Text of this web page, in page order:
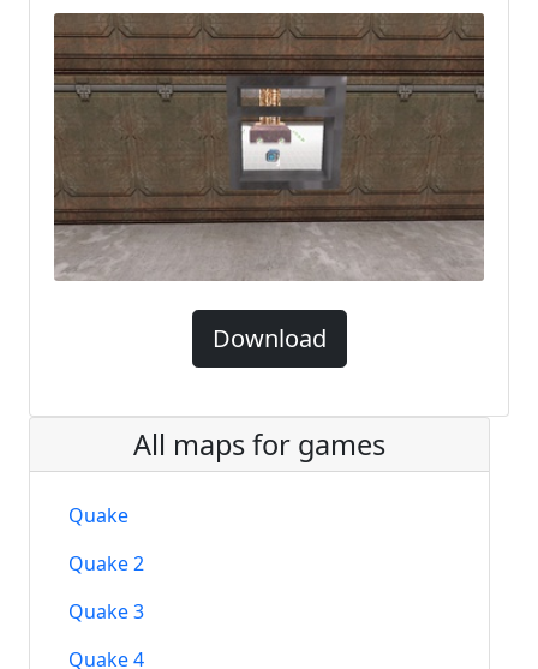
Download
All maps for games
Quake
Quake 2
Quake 3
Quake 4